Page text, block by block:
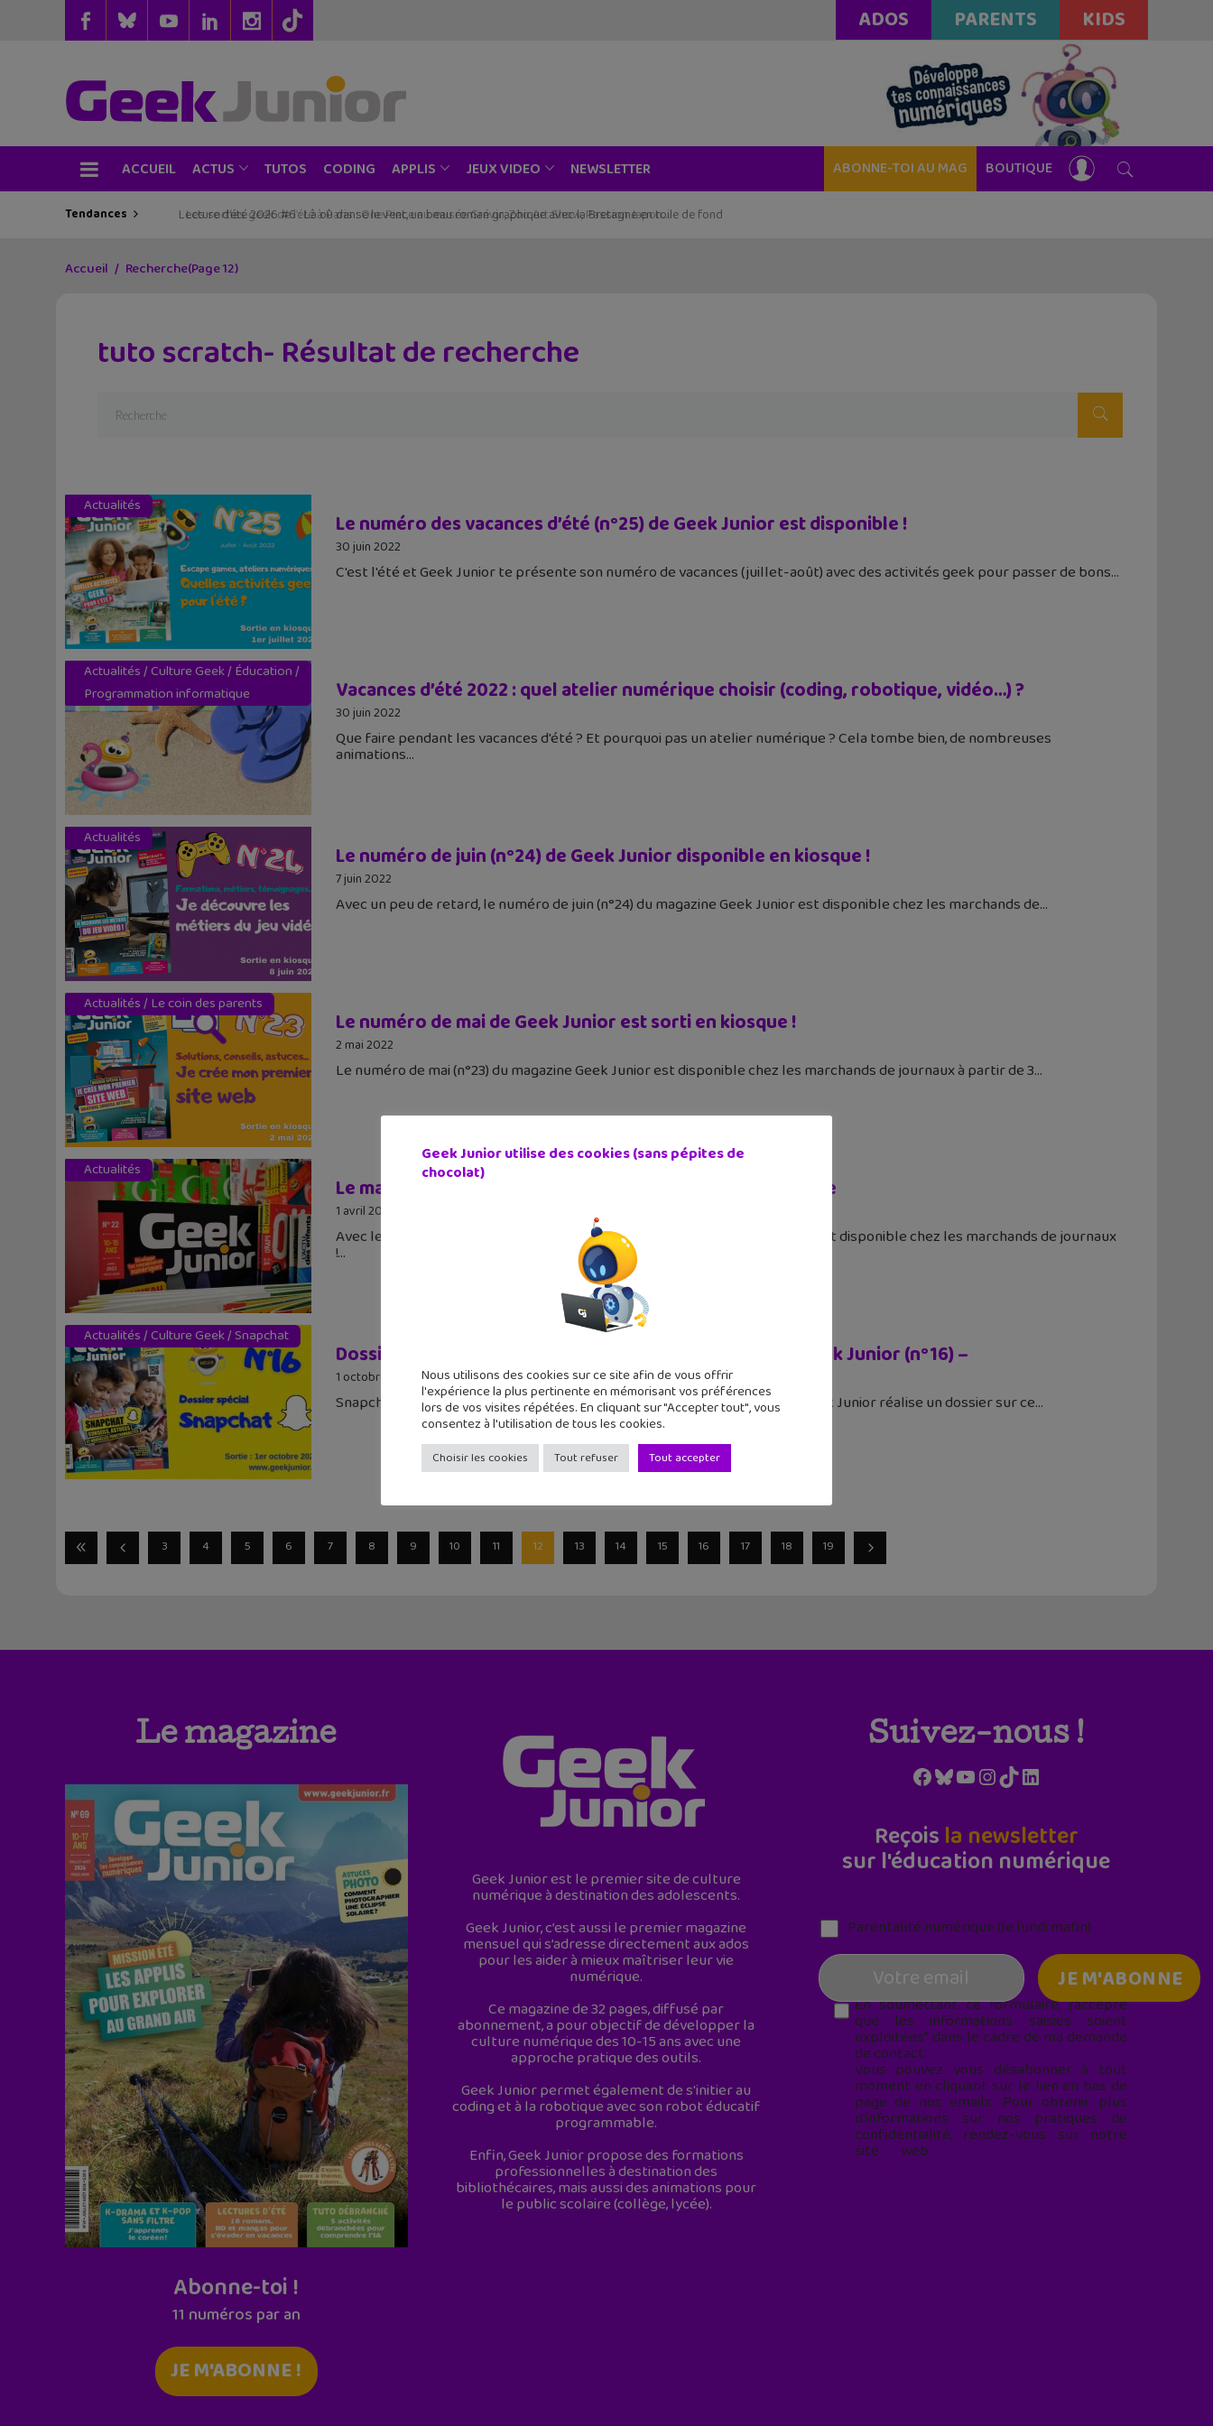
ADOS PARENTS KIDS
ACCUEIL ACTUS TUTOS CODING APPLIS JEUX VIDEO NEWSLETTER ABONNE-TOI AU MAG BOUTIQUE
Tendances Lecture d’été 2026 #6 : Là où danse le vent, un beau roman graphique avec la Bretagne en toile de fond
Accueil Recherche(Page 12)
tuto scratch- Résultat de recherche
Actualités
Le numéro des vacances d’été (n°25) de Geek Junior est disponible !
30 juin 2022
C'est l'été et Geek Junior te présente son numéro de vacances (juillet-août) avec des activités geek pour passer de bons
Actualités/ Culture Geek/ Éducation/
Programmation informatique
Vacances d’été 2022 : quel atelier numérique choisir (coding, robotique, vidéo…) ?
30 juin 2022
Que faire pendant les vacances d'été ? Et pourquoi pas un atelier numérique ? Cela tombe bien, de nombreuses
animations
Actualités
Le numéro de juin (n°24) de Geek Junior disponible en kiosque !
7 juin 2022
Avec un peu de retard, le numéro de juin (n°24) du magazine Geek Junior est disponible chez les marchands de
Actualités/ Le coin des parents
Le numéro de mai de Geek Junior est sorti en kiosque !
2 mai 2022
Le numéro de mai (n°23) du magazine Geek Junior est disponible chez les marchands de journaux à partir de 3
Actualités
Le magazine Geek Junior maintenant disponible en kiosque
1 avril 2022
Avec le n°22 du mois d'avril, le magazine Geek Junior est désormais également disponible chez les marchands de journaux
!
Actualités/ Culture Geek/ Snapchat
Dossier spécial Snapchat dans le numéro d’octobre de Geek Junior (n°16) –
1 octobre 2021
Snapchat est le réseau social préféré des collégiens ! Il était temps que Geek Junior réalise un dossier sur ce
3 4 5 6 7 8 9 10 11 12 13 14 15 16 17 18 19
Le magazine
Abonne-toi !
11 numéros par an
JE M'ABONNE !
Geek Junior est le premier site de culture
numérique à destination des adolescents.
Geek Junior, c’est aussi le premier magazine
mensuel qui s’adresse directement aux ados
pour les aider à mieux maîtriser leur vie
numérique.
Ce magazine de 32 pages, diffusé par
abonnement, a pour objectif de développer la
culture numérique des 10-15 ans avec une
approche pratique des outils.
Geek Junior permet également de s'initier au
coding et à la robotique avec son robot éducatif
programmable.
Enfin, Geek Junior propose des formations
professionnelles à destination des
bibliothécaires, mais aussi des animations pour
le public scolaire (collège, lycée).
Suivez-nous !
Facebook
Bluesky
YouTube
Instagram
TikTokLinkedIn
Reçois la newsletter
sur l'éducation numérique
Parentalité numérique (le lundi matin)
En soumettant ce formulaire, j’accepte
que les informations saisies soient
exploitées* dans le cadre de ma demande
de contact.
Vous pouvez vous désabonner à tout
moment en cliquant sur le lien en bas de
page de nos emails. Pour obtenir plus
d'informations sur nos pratiques de
confidentialité, rendez-vous sur notre
site web
Geek Junior utilise des cookies (sans pépites de
chocolat)
Nous utilisons des cookies sur ce site afin de vous offrir
l'expérience la plus pertinente en mémorisant vos préférences
lors de vos visites répétées. En cliquant sur "Accepter tout", vous
consentez à l'utilisation de tous les cookies.
Choisir les cookies Tout refuser Tout accepter